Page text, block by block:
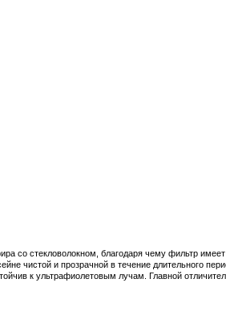
со стекловолокном, благодаря чему фильтр
чистой и прозрачной в течение длительного
к ультрафиолетовым лучам. Главной